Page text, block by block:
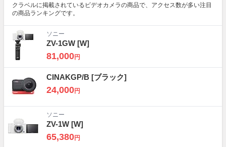
クラベルに掲載されているビデオカメラの商品で、アクセス数が多い注目
の商品ランキングです。
ソニー
ZV-1GW [W]
81,000円
CINAKGP/B [ブラック]
24,000円
ソニー
ZV-1W [W]
65,380円